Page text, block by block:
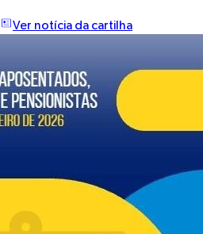
Ver notícia da cartilha